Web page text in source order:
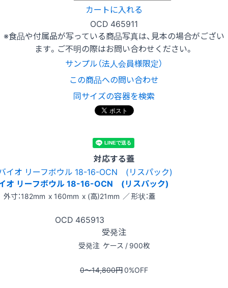
カートに入れる
OCD 465911
※食品や付属品が写っている商品写真は、見本の場合がござい
ます。ご不明の際はお問い合わせください。
サンプル（法人会員様限定）
この商品への問い合わせ
同サイズの容器を検索
対応する蓋
オ リーフボウル 18-16-OCN (リスパック)
外寸：182mm x 160mm x (高)21mm ／ 形状：蓋
OCD 465913
受発注
受発注 ケース / 900枚
0〜14,800円0%OFF